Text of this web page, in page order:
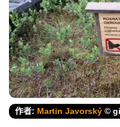
作者: Martin Javorský ©